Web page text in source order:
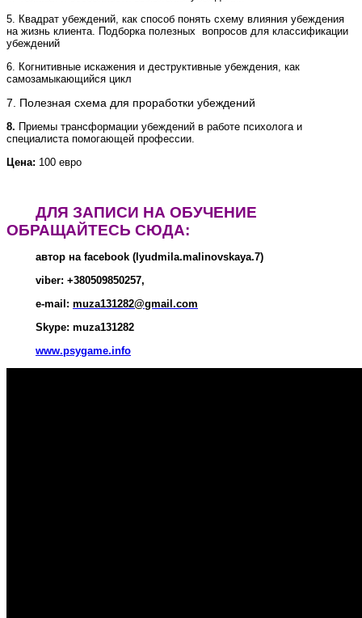
5. Квадрат убеждений, как способ понять схему влияния убеждения
на жизнь клиента. Подборка полезных вопросов для классификации
убеждений
6. Когнитивные искажения и деструктивные убеждения, как
самозамыкающийся цикл
7. Полезная схема для проработки убеждений
8. Приемы трансформации убеждений в работе психолога и
специалиста помогающей профессии.
Цена: 100 евро
ДЛЯ ЗАПИСИ НА ОБУЧЕНИЕ
ОБРАЩАЙТЕСЬ СЮДА:
автор на facebook (lyudmila.malinovskaya.7)
viber: +380509850257,
e-mail: muza131282@gmail .com
Skype: muza131282
www.psygame.info